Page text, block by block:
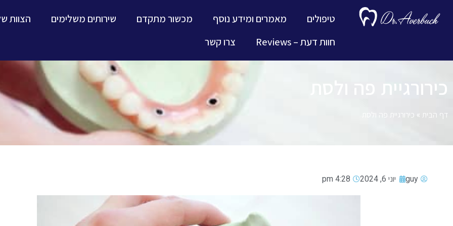
טיפולים מאמרים ומידע נוסף מכשור מתקדם שירותים משלימים הצוות
חוות דעת – Reviews
צרו קשר
כירורגיית פה ולסת
דף הבית » כירורגיית פה ולסת
guy יוני 6, 2024 4:28 pm